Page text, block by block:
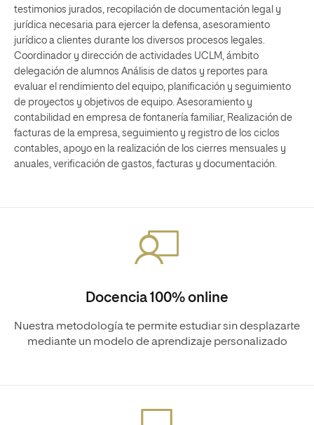
testimonios jurados, recopilación de documentación legal y
jurídica necesaria para ejercer la defensa, asesoramiento
jurídico a clientes durante los diversos procesos legales.
Coordinador y dirección de actividades UCLM, ámbito
delegación de alumnos Análisis de datos y reportes para
evaluar el rendimiento del equipo, planificación y seguimiento
de proyectos y objetivos de equipo. Asesoramiento y
contabilidad en empresa de fontanería familiar, Realización de
facturas de la empresa, seguimiento y registro de los ciclos
contables, apoyo en la realización de los cierres mensuales y
anuales, verificación de gastos, facturas y documentación.
Docencia 100% online
Nuestra metodología te permite estudiar sin desplazarte
mediante un modelo de aprendizaje personalizado